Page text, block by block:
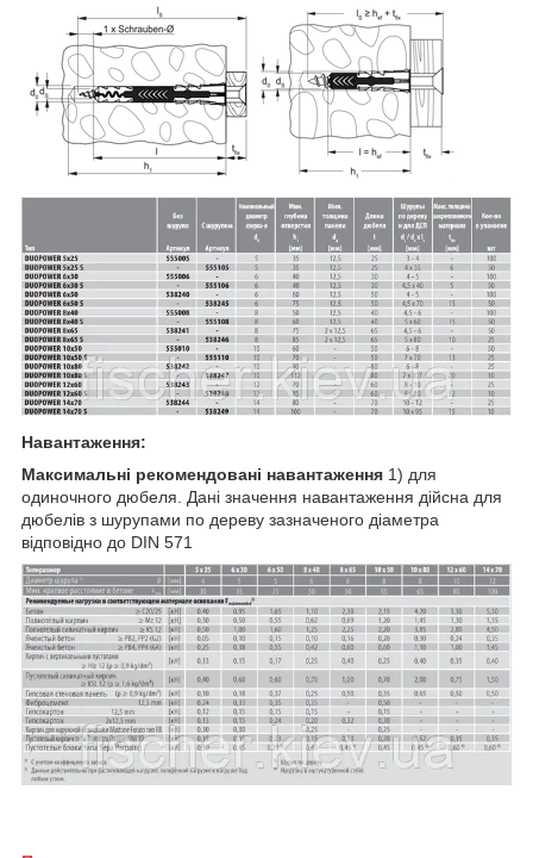
Навантаження:
Максимальні рекомендовані навантаження 1) для
одиночного дюбеля. Дані значення навантаження дійсна для
дюбелів з шурупами по дереву зазначеного діаметра
відповідно до DIN 571